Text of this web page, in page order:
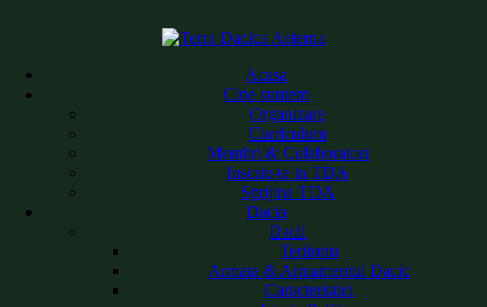
Acasa
Cine suntem
Organizare
Curriculum
Membri & Colaboratori
Inscrie-te in TDA
Sprijina TDA
Dacia
Dacii
Teritoriu
Armata & Armamentul Dacic
Caracteristici